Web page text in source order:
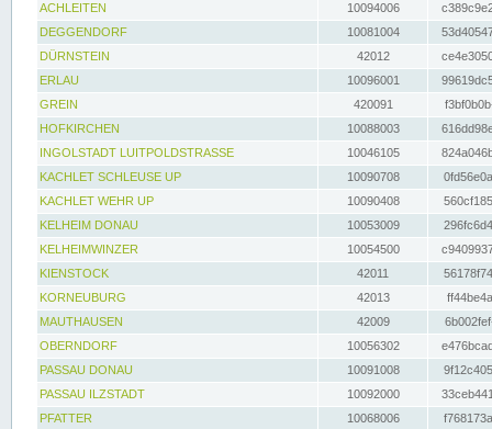
ACHLEITEN
10094006
DEGGENDORF
10081004
DÜRNSTEIN
42012
ERLAU
10096001
GREIN
420091
HOFKIRCHEN
10088003
INGOLSTADT LUITPOLDSTRASSE
10046105
KACHLET SCHLEUSE UP
10090708
KACHLET WEHR UP
10090408
KELHEIM DONAU
10053009
KELHEIMWINZER
10054500
KIENSTOCK
42011
KORNEUBURG
42013
MAUTHAUSEN
42009
OBERNDORF
10056302
PASSAU DONAU
10091008
PASSAU ILZSTADT
10092000
PFATTER
10068006